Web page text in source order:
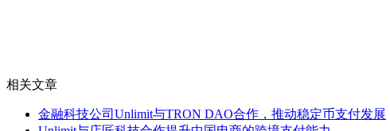
相关文章
金融科技公司Unlimit与TRON DAO合作，推动稳定币支付发展